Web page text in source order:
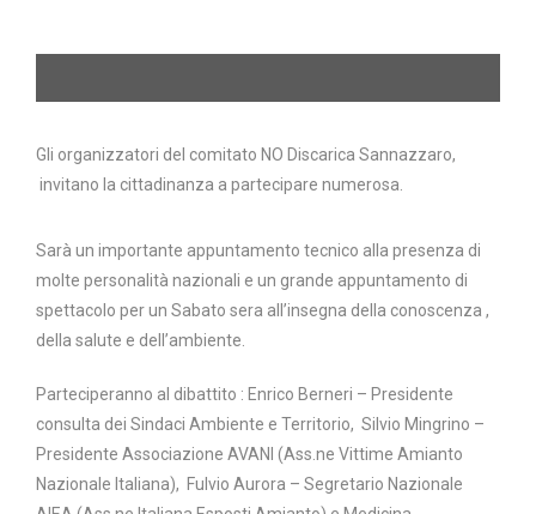
Gli organizzatori del comitato NO Discarica Sannazzaro,
invitano la cittadinanza a partecipare numerosa.
Sarà un importante appuntamento tecnico alla presenza di
molte personalità nazionali e un grande appuntamento di
spettacolo per un Sabato sera all’insegna della conoscenza ,
della salute e dell’ambiente.
Parteciperanno al dibattito : Enrico Berneri – Presidente
consulta dei Sindaci Ambiente e Territorio, Silvio Mingrino –
Presidente Associazione AVANI (Ass.ne Vittime Amianto
Nazionale Italiana), Fulvio Aurora – Segretario Nazionale